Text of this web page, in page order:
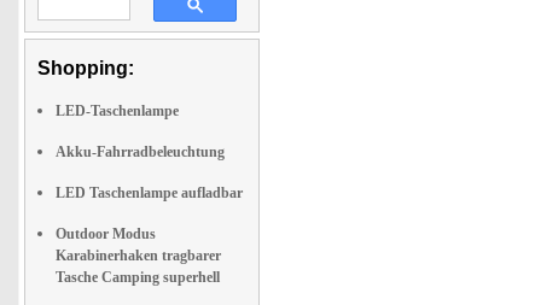
Shopping:
LED-Taschenlampe
Akku-Fahrradbeleuchtung
LED Taschenlampe aufladbar
Outdoor Modus
Karabinerhaken tragbarer
Tasche Camping superhell